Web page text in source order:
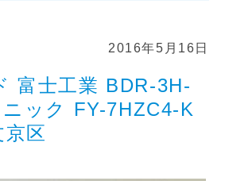
2016年5月16日
富士工業 BDR-3H-
ック FY-7HZC4-K
区